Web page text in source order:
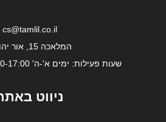
cs@tamlil.co.il
המלאכה 15, אור יהודה
שעות פעילות: ימים א'-ה' 08:00-17:00 (יום ו' סגור)
ניווט